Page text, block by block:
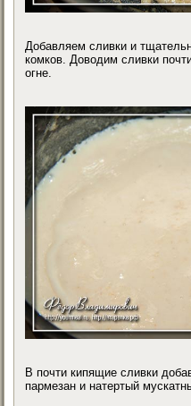
Добавляем сливки и
комков. Доводим сливки
огне.
В почти кипящие сливки
пармезан и натертый